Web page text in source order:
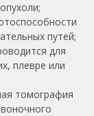
путей;
для
плевре или
томография